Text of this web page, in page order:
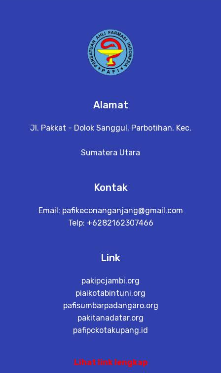
Alamat
Jl. Pakkat - Dolok Sanggul, Parbotihan, Kec.
Sumatera Utara
Kontak
Email: pafikeconanganjang@gmail.com
Telp: +6282162307466
Link
pakipcjambi.org
piaikotabintuni.org
pafisumbarpadangaro.org
pakitanadatar.org
pafipckotakupang.id
Lihat link lengkap